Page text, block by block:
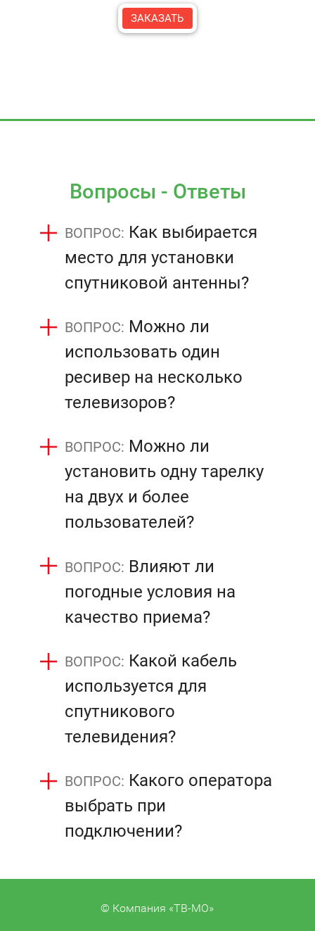
ЗАКАЗАТЬ
Вопросы - Ответы
Как выбирается
место для установки
спутниковой антенны?
Можно ли
использовать один
ресивер на несколько
телевизоров?
Можно ли
установить одну тарелку
на двух и более
пользователей?
Влияют ли
погодные условия на
качество приема?
Какой кабель
используется для
спутникового
телевидения?
Какого оператора
выбрать при
подключении?
© Компания «ТВ-МО»